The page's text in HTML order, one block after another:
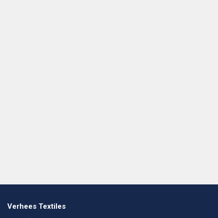
Verhees Textiles